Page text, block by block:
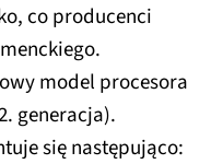
co producenci
model procesora
generacja).
się następująco: